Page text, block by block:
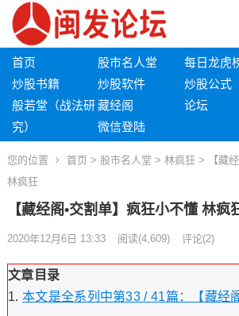
首页 股市名人堂 每日龙虎
炒股书籍
炒股软件 炒股公式
般若堂（战法研
究）
藏经阁 论坛
微信登陆
您的位置 首页 > 股市名人堂 > 林疯狂 > 【藏
林疯狂
【藏经阁•交割单】疯狂小不懂 林疯
2020年12月6日 13:33 阅读(4,609) 评论(2)
文章目录
本文是全系列中第33 / 41篇：【藏经